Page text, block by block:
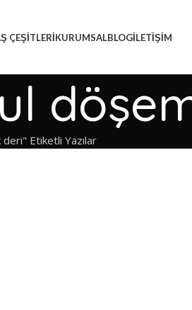
ÇEŞITLERIKURUMSALBLOGİLETIŞIM
Etiketli Yazılar